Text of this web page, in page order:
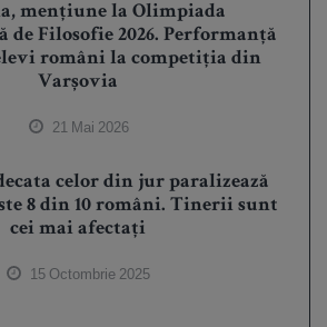
mențiune la Olimpiada
Filosofie 2026. Performanță
români la competiția din
Varșovia
21 Mai 2026
celor din jur paralizează
8 din 10 români. Tinerii sunt
cei mai afectați
15 Octombrie 2025